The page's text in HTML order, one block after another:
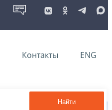
Контакты ENG
Найти